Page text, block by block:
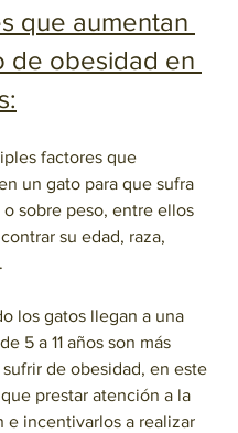
que aumentan
de obesidad en
factores que
un gato para que sufra
sobre peso, entre ellos
su edad, raza,
los gatos llegan a una
5 a 11 años son más
sufrir de obesidad, en este
prestar atención a la
e incentivarlos a realizar